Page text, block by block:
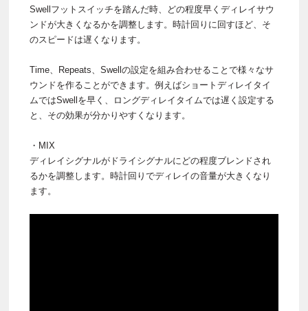
Swellフットスイッチを踏んだ時、どの程度早くディレイサウ
ンドが大きくなるかを調整します。時計回りに回すほど、そ
のスピードは遅くなります。
Time、Repeats、Swellの設定を組み合わせることで様々なサ
ウンドを作ることができます。例えばショートディレイタイ
ムではSwellを早く、ロングディレイタイムでは遅く設定する
と、その効果が分かりやすくなります。
・MIX
ディレイシグナルがドライシグナルにどの程度ブレンドされ
るかを調整します。時計回りでディレイの音量が大きくなり
ます。